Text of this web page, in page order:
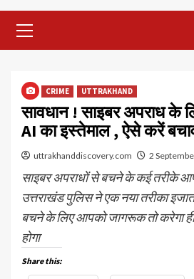
Menu
CRIME UTTRAKHAND
सावधान ! साइबर अपराध के
AI का इस्तेमाल , ऐसे करें
uttrakhanddiscovery.com 2
साइबर अपराधों से बचने के कई तरीके
उत्तराखंड पुलिस ने एक नया तरीका
बचने के लिए आपको जागरूक तो करेगा ही
होगा
Share this: